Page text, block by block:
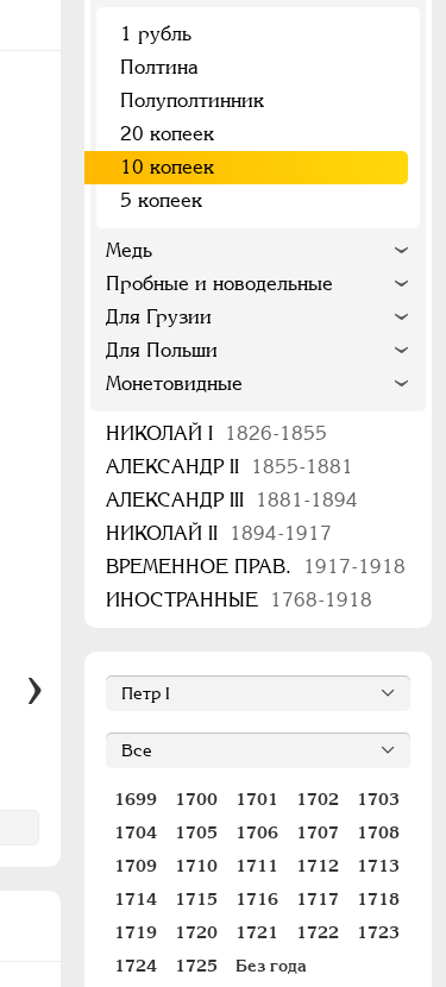
1 рубль
Полтина
Полуполтинник
20 копеек
10 копеек
5 копеек
Медь
Пробные и новодельные
Для Грузии
Для Польши
Монетовидные
НИКОЛАЙ I
1826-1855
АЛЕКСАНДР II
1855-1881
АЛЕКСАНДР III
1881-1894
НИКОЛАЙ II
1894-1917
ВРЕМЕННОЕ ПРАВ.
1917-1918
ИНОСТРАННЫЕ
1768-1918
1699 1700 1701 1702
1703
1704
1705 1706 1707
1708
1709
1710 1711 1712
1713
1714
1715 1716 1717
1718
1719
1720 1721 1722
1723
1724
1725 Без года